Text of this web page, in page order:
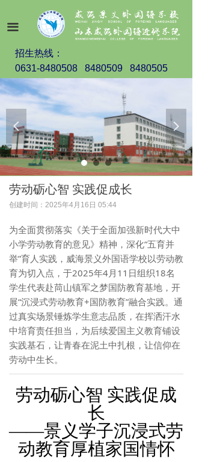
넳 넲
끀
招生热线：
0631-8480508 8480509 8480505
劳动砺心智 实践促成长
创建时间： 2025年4月16日 05:44
为全面贯彻落实《关于全面加强新时代大中
小学劳动教育的意见》精神，深化“五育并
举”育人实践，威海景义外国语学校以劳动教
育为切入点，于2025年4月11日组织18名
学生代表赴苘山镇军之梦国防教育基地，开
展“沉浸式劳动教育+国防教育”融合实践。通
过真实场景锤炼学生意志品质，在挥洒汗水
中培育责任担当，为后续爱国主义教育铺设
实践基石，让青春在泥土中扎根，让信仰在
劳动中生长。
劳动砺心智 实践促成
长
——景义学子沉浸式劳
动教育厚植家国情怀